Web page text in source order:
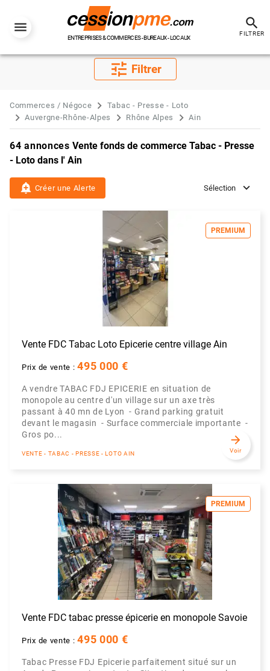
ENTREPRISES & COMMERCES - BUREAUX - LOCAUX
search
FILTRER
tune Filtrer
Commerces / Négoce
Tabac - Presse - Loto
Auvergne-Rhône-Alpes
Rhône Alpes Ain
64 annoncesVente fonds de commerce Tabac - Presse
- Loto dans l' Ain
add_alert Créer une Alerte Sélection
PREMIUM
Vente FDC Tabac Loto Epicerie centre village Ain
Prix de vente :495 000 €
A vendre TABAC FDJ EPICERIE en situation de
monopole au centre d'un village sur un axe très
passant à 40 mn de Lyon - Grand parking gratuit
devant le magasin - Surface commerciale importante -
Gros po...
VENTE - TABAC - PRESSE - LOTO AIN
arrow_forward
Voir
PREMIUM
Vente FDC tabac presse épicerie en monopole Savoie
Prix de vente :495 000 €
Tabac Presse FDJ Epicerie parfaitement situé sur un